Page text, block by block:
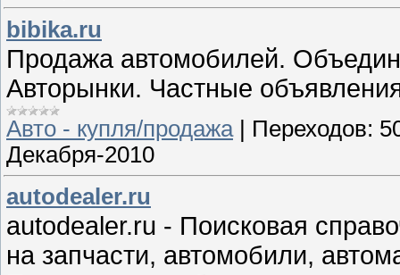
bibika.ru
Продажа автомобилей.
Авторынки. Частные
Авто - купля/продажа | Переходов:
Декабря-2010
autodealer.ru
autodealer.ru - Поисковая
на запчасти, автомобили,